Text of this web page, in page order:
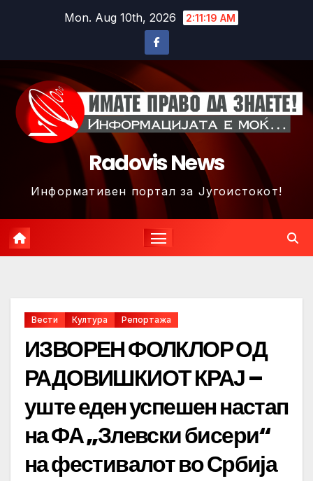
Mon. Aug 10th, 2026 2:11:22 AM
Radovis News
Информативен портал за Југоистокот!
Вести Култура Репортажа
ИЗВОРЕН ФОЛКЛОР ОД
РАДОВИШКИОТ КРАЈ –
уште еден успешен настап
на ФА „Злевски бисери“
на фестивалот во Србија